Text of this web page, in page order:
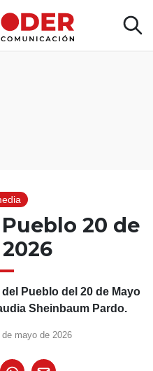
20 de
Pueblo del 20 de Mayo
Sheinbaum Pardo.
de mayo de 2026